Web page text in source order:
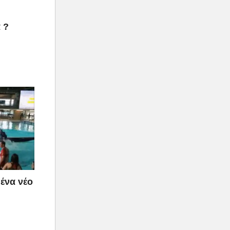
?
νέο